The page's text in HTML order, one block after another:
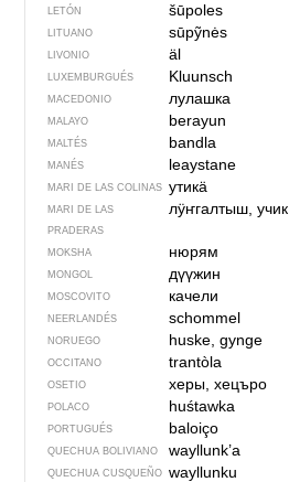
LETÓN šūpoles
LITUANO sūpỹnės
LIVONIO äl
LUXEMBURGUÉS Kluunsch
MACEDONIO лулашка
MALAYO berayun
MALTÉS bandla
MANÉS leaystane
MARI DE LAS COLINAS утикӓ
MARI DE LAS
PRADERAS
лӱҥгалтыш, учик
MOKSHA нюрям
MONGOL дүүжин
MOSCOVITO качели
NEERLANDÉS schommel
NORUEGO huske, gynge
OCCITANO trantòla
OSETIO херы, хецъро
POLACO huśtawka
PORTUGUÉS baloiço
QUECHUA BOLIVIANO wayllunk’a
QUECHUA CUSQUEÑO wayllunku